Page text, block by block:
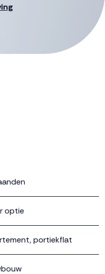
inbouwopties
ontmoetingsruimte en
met de verkopend
de nodige
voor enige
maten en
optie
portiekflat